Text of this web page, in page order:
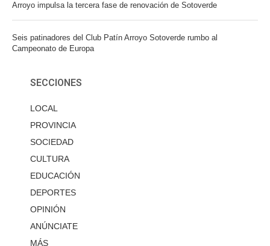
Arroyo impulsa la tercera fase de renovación de Sotoverde
Seis patinadores del Club Patín Arroyo Sotoverde rumbo al
Campeonato de Europa
SECCIONES
LOCAL
PROVINCIA
SOCIEDAD
CULTURA
EDUCACIÓN
DEPORTES
OPINIÓN
ANÚNCIATE
MÁS